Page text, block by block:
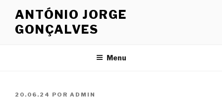
ANTÓNIO JORGE
GONÇALVES
Menu
PUBLICADO
20.06.24 POR ADMIN